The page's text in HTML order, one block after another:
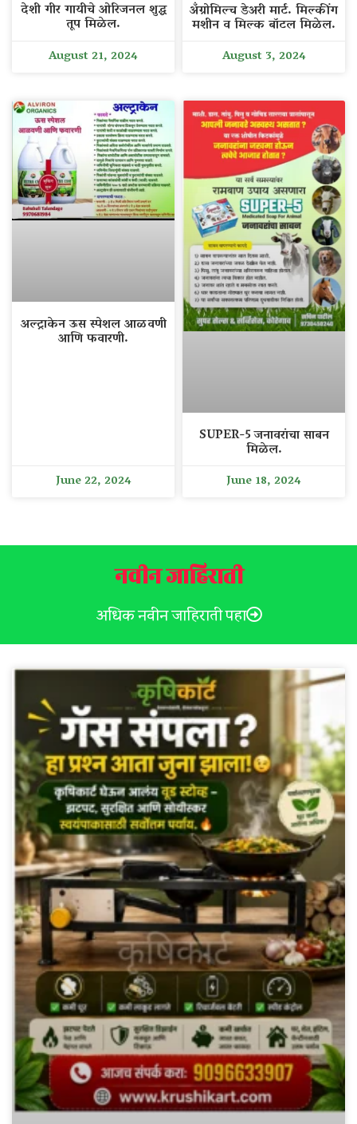
देशी गीर गायीचे ओरिजनल शुद्ध
तूप मिळेल.
August 21, 2024
अँग्रोमिल्च डेअरी मार्ट. मिल्कींग
मशीन व मिल्क बॉटल मिळेल.
August 3, 2024
अल्ट्राकेन ऊस स्पेशल आळवणी
आणि फवारणी.
June 22, 2024
SUPER-5 जनावरांचा साबन
मिळेल.
June 18, 2024
नवीन जाहिराती
अधिक नवीन जाहिराती पहा